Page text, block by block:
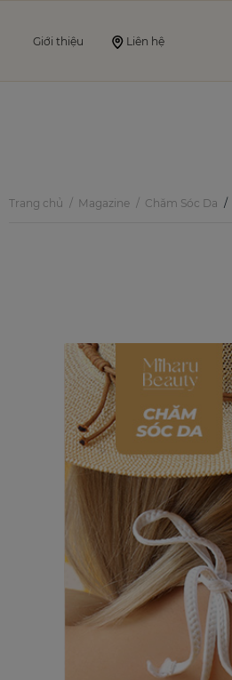
Giới thiệu Liên hệ
Trang chủ Magazine Chăm Sóc Da